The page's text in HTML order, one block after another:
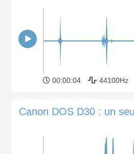
00:00:04 44100Hz